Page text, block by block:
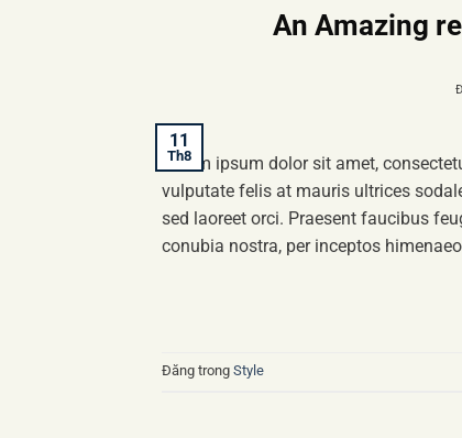
An Amazing
11
Th8
Lorem ipsum dolor sit amet,
vulputate felis at mauris ultrices
sed laoreet orci. Praesent faucibus
conubia nostra, per inceptos
Đăng trong Style